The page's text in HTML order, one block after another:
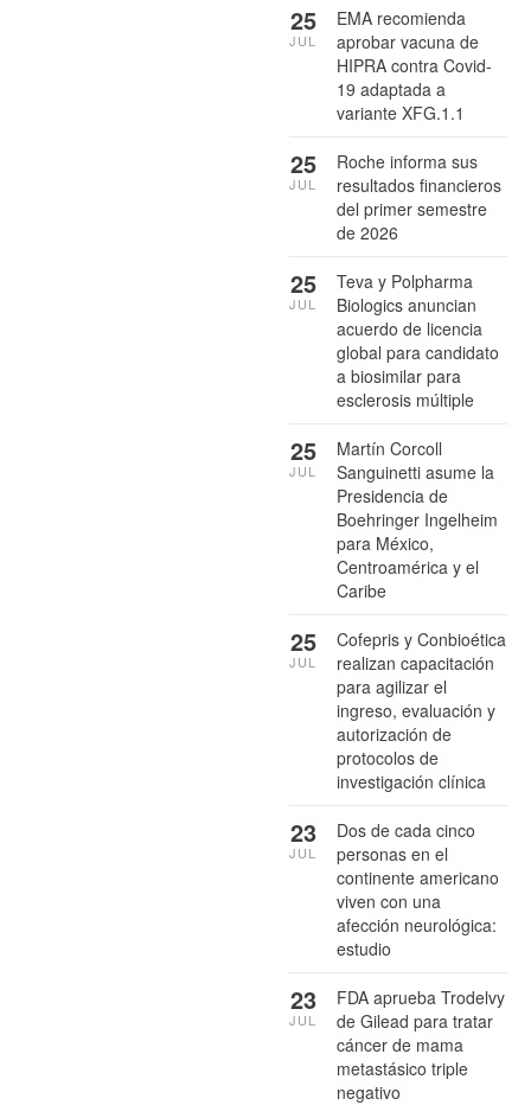
EMA recomienda
aprobar vacuna de
HIPRA contra Covid-
19 adaptada a
variante XFG.1.1
25
JUL
Roche informa sus
resultados financieros
del primer semestre
de 2026
25
JUL
Teva y Polpharma
Biologics anuncian
acuerdo de licencia
global para candidato
a biosimilar para
esclerosis múltiple
25
JUL
Martín Corcoll
Sanguinetti asume la
Presidencia de
Boehringer Ingelheim
para México,
Centroamérica y el
Caribe
25
JUL
Cofepris y Conbioética
realizan capacitación
para agilizar el
ingreso, evaluación y
autorización de
protocolos de
investigación clínica
25
JUL
Dos de cada cinco
personas en el
continente americano
viven con una
afección neurológica:
estudio
23
JUL
FDA aprueba Trodelvy
de Gilead para tratar
cáncer de mama
metastásico triple
negativo
23
JUL